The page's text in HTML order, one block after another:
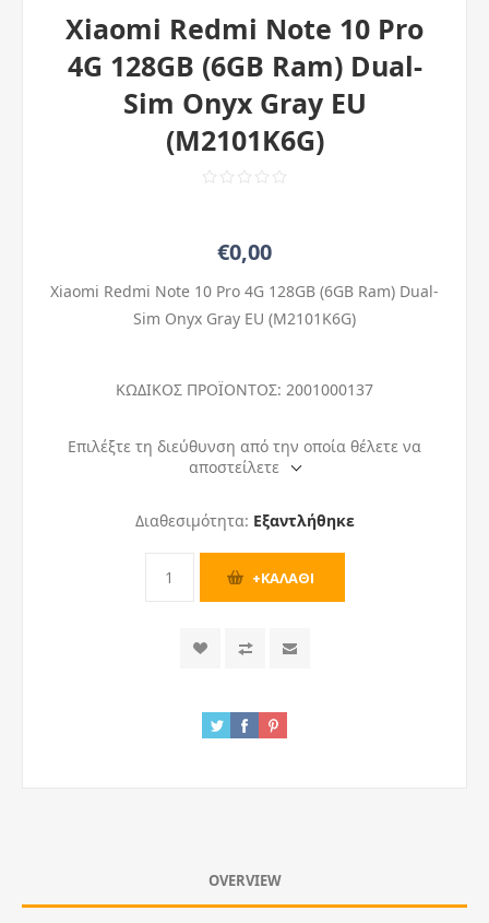
Xiaomi Redmi Note 10 Pro
4G 128GB (6GB Ram) Dual-
Sim Onyx Gray EU
(M2101K6G)
€0,00
Xiaomi Redmi Note 10 Pro 4G 128GB (6GB Ram) Dual-
Sim Onyx Gray EU (M2101K6G)
ΚΩΔΙΚΟΣ ΠΡΟΪΟΝΤΟΣ: 2001000137
Επιλέξτε τη διεύθυνση από την οποία θέλετε να
αποστείλετε
Διαθεσιμότητα: Εξαντλήθηκε
OVERVIEW